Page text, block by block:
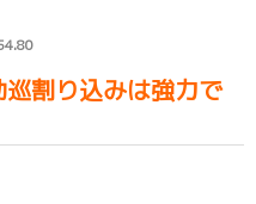
割り込みは強力で